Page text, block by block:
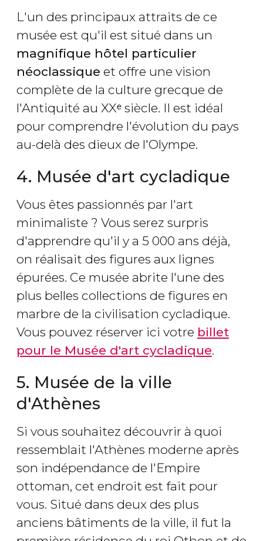
L'un des principaux attraits de ce
musée est qu'il est situé dans un
magnifique hôtel particulier
néoclassique et offre une vision
complète de la culture grecque de
l'Antiquité au XXᵉ siècle. Il est idéal
pour comprendre l'évolution du pays
au-delà des dieux de l'Olympe.
4. Musée d'art cycladique
Vous êtes passionnés par l'art
minimaliste ? Vous serez surpris
d'apprendre qu'il y a 5 000 ans déjà,
on réalisait des figures aux lignes
épurées. Ce musée abrite l'une des
plus belles collections de figures en
marbre de la civilisation cycladique.
Vous pouvez réserver ici votre billet
pour le Musée d'art cycladique.
5. Musée de la ville
d'Athènes
Si vous souhaitez découvrir à quoi
ressemblait l'Athènes moderne après
son indépendance de l'Empire
ottoman, cet endroit est fait pour
vous. Situé dans deux des plus
anciens bâtiments de la ville, il fut la